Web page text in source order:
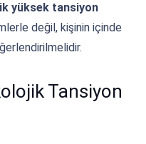
yüksek tansiyon
değil, kişinin içinde
Tansiyon